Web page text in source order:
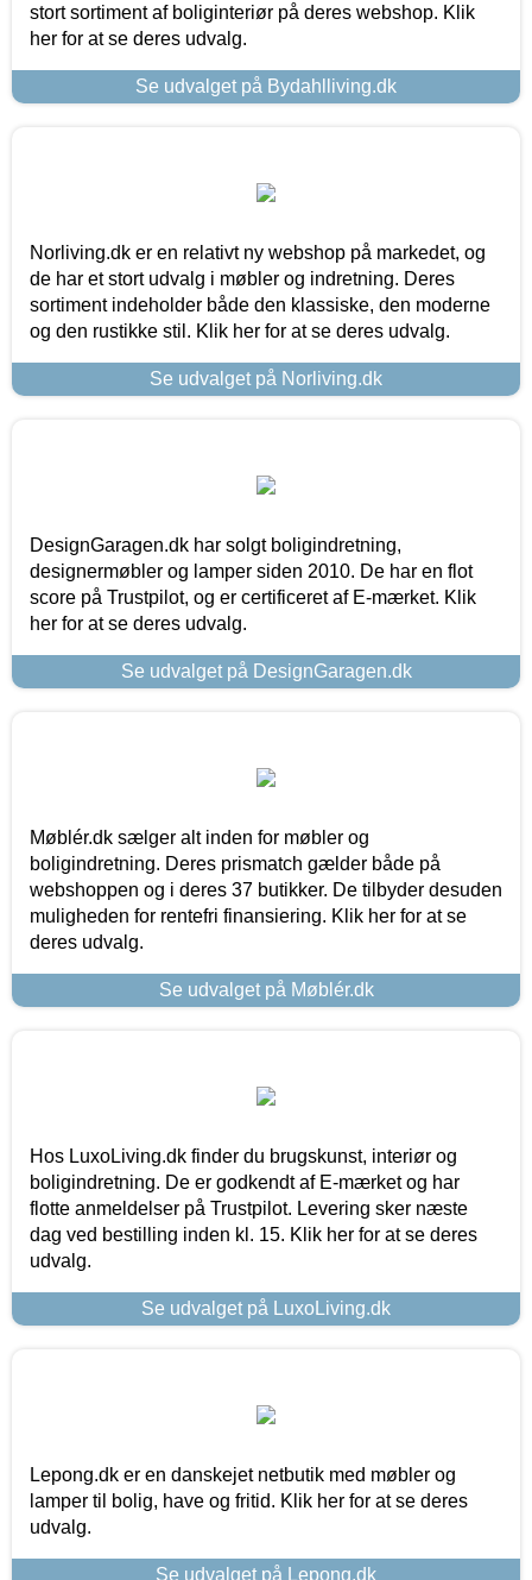
stort sortiment af boliginteriør på deres webshop. Klik
her for at se deres udvalg.
Se udvalget på Bydahlliving.dk
Norliving.dk er en relativt ny webshop på markedet, og
de har et stort udvalg i møbler og indretning. Deres
sortiment indeholder både den klassiske, den moderne
og den rustikke stil. Klik her for at se deres udvalg.
Se udvalget på Norliving.dk
DesignGaragen.dk har solgt boligindretning,
designermøbler og lamper siden 2010. De har en flot
score på Trustpilot, og er certificeret af E-mærket. Klik
her for at se deres udvalg.
Se udvalget på DesignGaragen.dk
Møblér.dk sælger alt inden for møbler og
boligindretning. Deres prismatch gælder både på
webshoppen og i deres 37 butikker. De tilbyder desuden
muligheden for rentefri finansiering. Klik her for at se
deres udvalg.
Se udvalget på Møblér.dk
Hos LuxoLiving.dk finder du brugskunst, interiør og
boligindretning. De er godkendt af E-mærket og har
flotte anmeldelser på Trustpilot. Levering sker næste
dag ved bestilling inden kl. 15. Klik her for at se deres
udvalg.
Se udvalget på LuxoLiving.dk
Lepong.dk er en danskejet netbutik med møbler og
lamper til bolig, have og fritid. Klik her for at se deres
udvalg.
Se udvalget på Lepong.dk